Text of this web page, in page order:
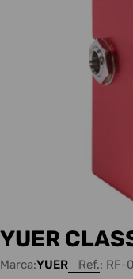
medios 0 en modal
YUER
Marca:YUER Ref.: RF-